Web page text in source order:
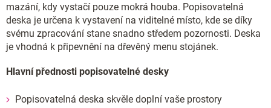
mazání, kdy vystačí pouze mokrá houba. Popisovatelná
deska je určena k vystavení na viditelné místo, kde se díky
svému zpracování stane snadno středem pozornosti. Deska
je vhodná k připevnění na dřevěný menu stojánek.
Hlavní přednosti popisovatelné desky
Popisovatelná deska skvěle doplní vaše prostory